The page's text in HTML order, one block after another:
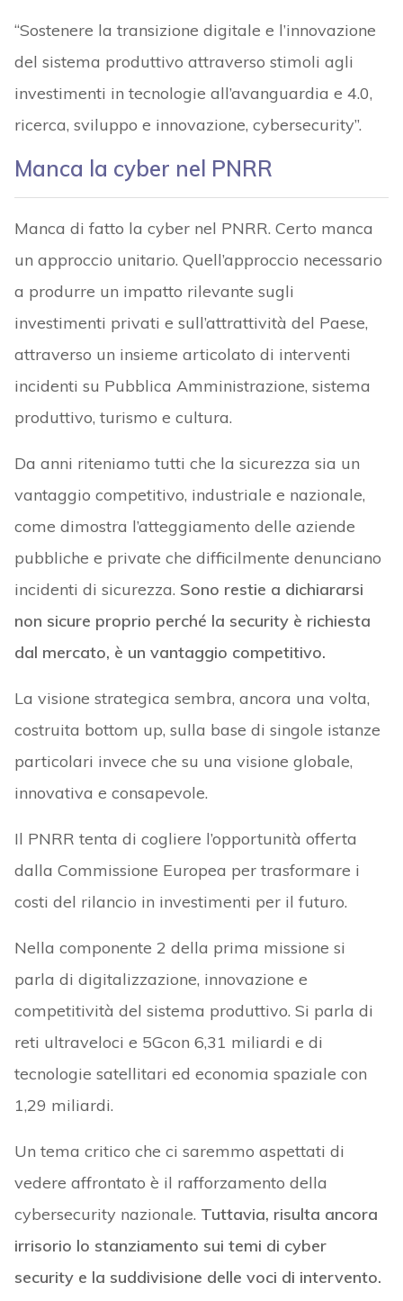
“Sostenere la transizione digitale e l’innovazione
del sistema produttivo attraverso stimoli agli
investimenti in tecnologie all’avanguardia e 4.0,
ricerca, sviluppo e innovazione, cybersecurity”.
Manca la cyber nel PNRR
Manca di fatto la cyber nel PNRR. Certo manca
un approccio unitario. Quell’approccio necessario
a produrre un impatto rilevante sugli
investimenti privati e sull’attrattività del Paese,
attraverso un insieme articolato di interventi
incidenti su Pubblica Amministrazione, sistema
produttivo, turismo e cultura.
Da anni riteniamo tutti che la sicurezza sia un
vantaggio competitivo, industriale e nazionale,
come dimostra l’atteggiamento delle aziende
pubbliche e private che difficilmente denunciano
incidenti di sicurezza. Sono restie a dichiararsi
non sicure proprio perché la security è richiesta
dal mercato, è un vantaggio competitivo.
La visione strategica sembra, ancora una volta,
costruita bottom up, sulla base di singole istanze
particolari invece che su una visione globale,
innovativa e consapevole.
Il PNRR tenta di cogliere l’opportunità offerta
dalla Commissione Europea per trasformare i
costi del rilancio in investimenti per il futuro.
Nella componente 2 della prima missione si
parla di digitalizzazione, innovazione e
competitività del sistema produttivo. Si parla di
reti ultraveloci e 5Gcon 6,31 miliardi e di
tecnologie satellitari ed economia spaziale con
1,29 miliardi.
Un tema critico che ci saremmo aspettati di
vedere affrontato è il rafforzamento della
cybersecurity nazionale. Tuttavia, risulta ancora
irrisorio lo stanziamento sui temi di cyber
security e la suddivisione delle voci di intervento.